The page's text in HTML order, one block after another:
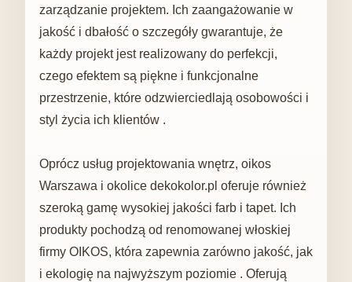
zarządzanie projektem. Ich zaangażowanie w
jakość i dbałość o szczegóły gwarantuje, że
każdy projekt jest realizowany do perfekcji,
czego efektem są piękne i funkcjonalne
przestrzenie, które odzwierciedlają osobowości i
styl życia ich klientów .
Oprócz usług projektowania wnętrz, oikos
Warszawa i okolice dekokolor.pl oferuje również
szeroką gamę wysokiej jakości farb i tapet. Ich
produkty pochodzą od renomowanej włoskiej
firmy OIKOS, która zapewnia zarówno jakość, jak
i ekologię na najwyższym poziomie . Oferują